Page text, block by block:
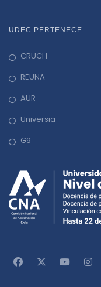
UDEC PERTENECE
CRUCH
REUNA
AUR
Universia
G9